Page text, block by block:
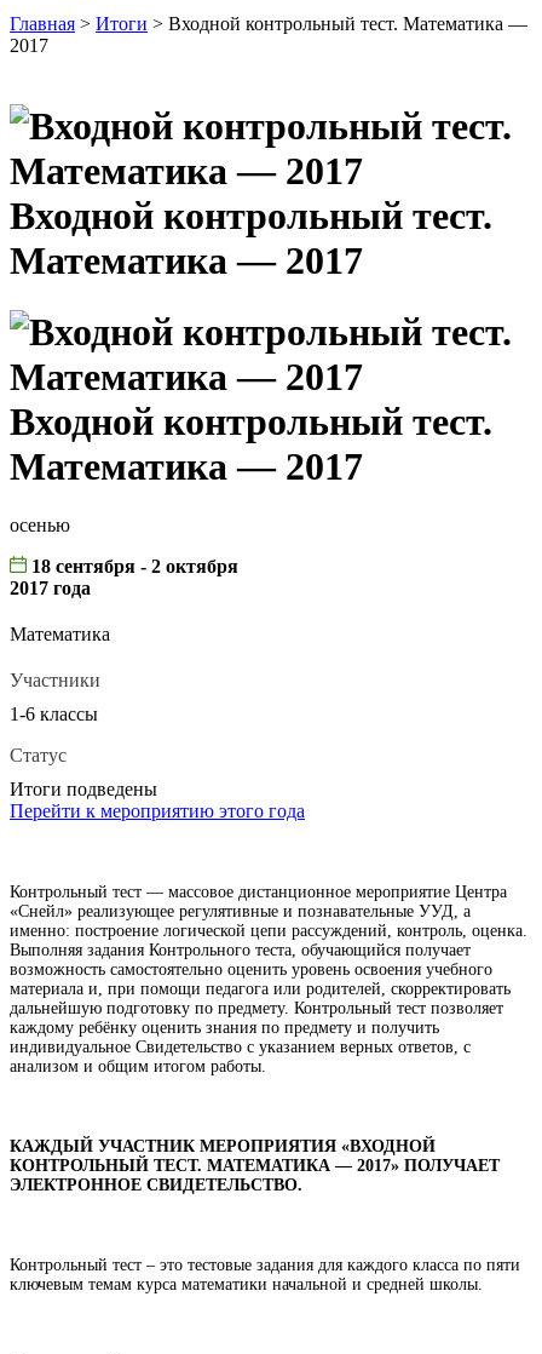
Главная > Итоги > Входной контрольный тест. Математика —
2017
Входной контрольный тест.
Математика — 2017
Входной контрольный тест.
Математика — 2017
осенью
18 сентября - 2 октября
2017 года
Математика
Участники
1-6 классы
Статус
Итоги подведены
Перейти к мероприятию этого года
Контрольный тест — массовое дистанционное мероприятие Центра
«Снейл» реализующее регулятивные и познавательные УУД, а
именно: построение логической цепи рассуждений, контроль, оценка.
Выполняя задания Контрольного теста, обучающийся получает
возможность самостоятельно оценить уровень освоения учебного
материала и, при помощи педагога или родителей, скорректировать
дальнейшую подготовку по предмету. Контрольный тест позволяет
каждому ребёнку оценить знания по предмету и получить
индивидуальное Свидетельство с указанием верных ответов, с
анализом и общим итогом работы.
КАЖДЫЙ УЧАСТНИК МЕРОПРИЯТИЯ «ВХОДНОЙ
КОНТРОЛЬНЫЙ ТЕСТ. МАТЕМАТИКА — 2017» ПОЛУЧАЕТ
ЭЛЕКТРОННОЕ СВИДЕТЕЛЬСТВО.
Контрольный тест – это тестовые задания для каждого класса по пяти
ключевым темам курса математики начальной и средней школы.